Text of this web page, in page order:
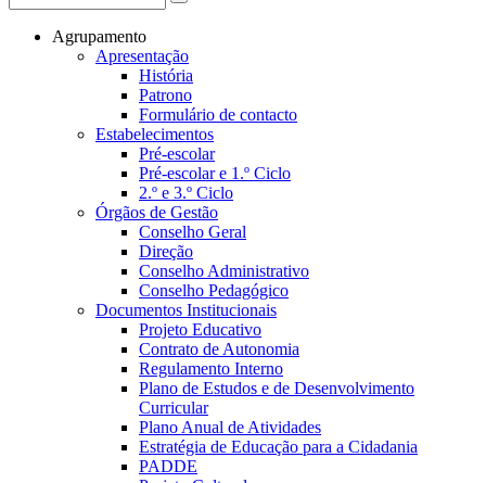
Formulário de procura
Agrupamento
Apresentação
História
Patrono
Formulário de contacto
Estabelecimentos
Pré-escolar
Pré-escolar e 1.º Ciclo
2.º e 3.º Ciclo
Órgãos de Gestão
Conselho Geral
Direção
Conselho Administrativo
Conselho Pedagógico
Documentos Institucionais
Projeto Educativo
Contrato de Autonomia
Regulamento Interno
Plano de Estudos e de Desenvolvimento
Curricular
Plano Anual de Atividades
Estratégia de Educação para a Cidadania
PADDE